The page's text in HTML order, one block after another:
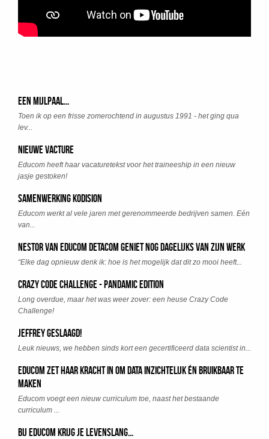
Een mijlpaal...
Toen ik op een frisse zomerochtend in augustus 1991 - het ging qua
lev...
Nieuwe Vacture
Educom heeft haar vacaturetekst voor het traineeship in een nieuw
jasje gestoken!
Samenwerking Kodision
Educom werkt al vele jaren met gerenommeerde bedrijven samen. Eén
van...
Nestor van Educom Detacom geniet nog dagelijks van zijn werk
“Elke dag opnieuw denk ik: hoe is het mogelijk dat dit zo mooi heeft...
Crazy Code Challenge - Pandamic Edition
Long overdue, maar het was weer zover: een heuse Crazy Code
Challenge!
Jeffrey geslaagd!
Leuk nieuws, we hebben sinds kort een gecertificeerd data scientist in...
Educom zet haar kracht in om data inzichtelijk én bruikbaar te
maken
Educom voegt een nieuw curriculum toe, naast het bestaande
curriculum ...
Bij Educom krijg je levenslang...